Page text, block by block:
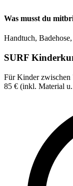
Was musst du
Handtuch,
SURF
Für Kinder zwischen
85 € (inkl. Material